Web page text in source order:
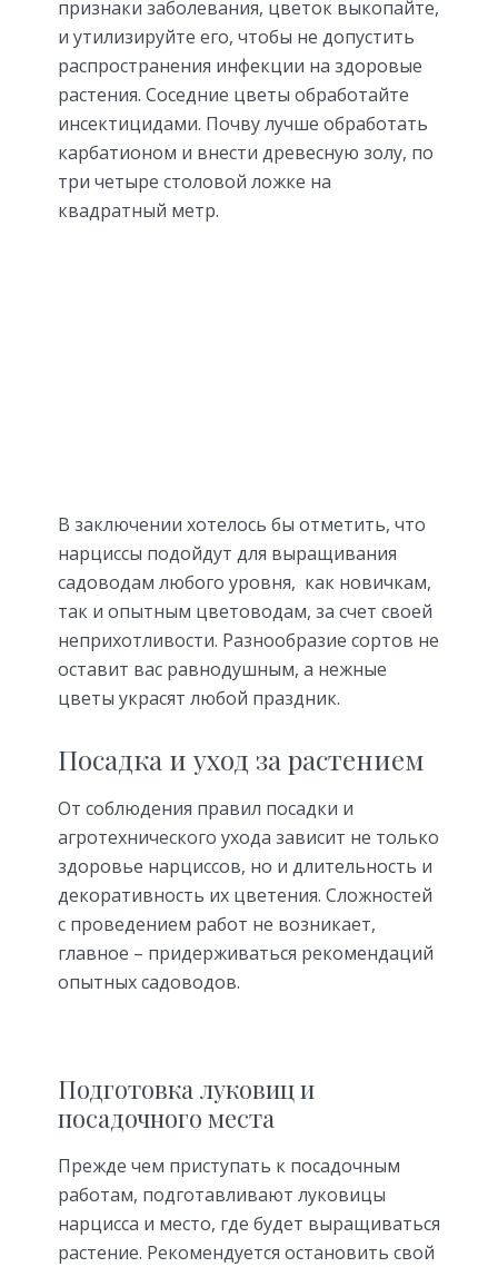
признаки заболевания, цветок выкопайте,
и утилизируйте его, чтобы не допустить
распространения инфекции на здоровые
растения. Соседние цветы обработайте
инсектицидами. Почву лучше обработать
карбатионом и внести древесную золу, по
три четыре столовой ложке на
квадратный метр.
В заключении хотелось бы отметить, что
нарциссы подойдут для выращивания
садоводам любого уровня, как новичкам,
так и опытным цветоводам, за счет своей
неприхотливости. Разнообразие сортов не
оставит вас равнодушным, а нежные
цветы украсят любой праздник.
Посадка и уход за растением
От соблюдения правил посадки и
агротехнического ухода зависит не только
здоровье нарциссов, но и длительность и
декоративность их цветения. Сложностей
с проведением работ не возникает,
главное – придерживаться рекомендаций
опытных садоводов.
Подготовка луковиц и
посадочного места
Прежде чем приступать к посадочным
работам, подготавливают луковицы
нарцисса и место, где будет выращиваться
растение. Рекомендуется остановить свой